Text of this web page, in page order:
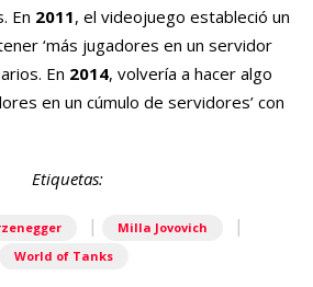
En 2011, el videojuego estableció un
‘más jugadores en un servidor
En 2014, volvería a hacer algo
en un cúmulo de servidores’ con
Etiquetas:
| Milla Jovovich |
World of Tanks